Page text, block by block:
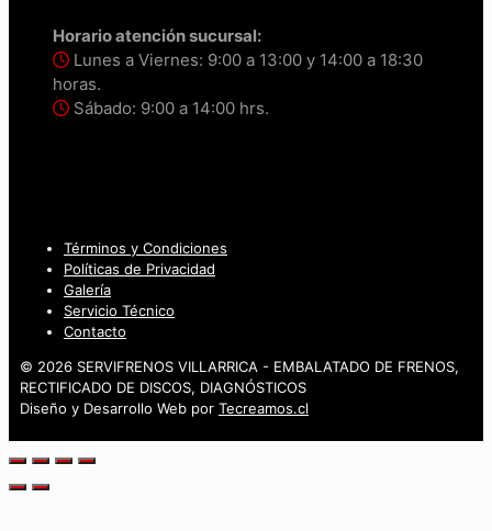
Horario atención sucursal:
Lunes a Viernes: 9:00 a 13:00 y 14:00 a 18:30
horas.
Sábado: 9:00 a 14:00 hrs.
Términos y Condiciones
Políticas de Privacidad
Galería
Servicio Técnico
Contacto
© 2026 SERVIFRENOS VILLARRICA - EMBALATADO DE FRENOS,
RECTIFICADO DE DISCOS, DIAGNÓSTICOS
Diseño y Desarrollo Web por Tecreamos.cl